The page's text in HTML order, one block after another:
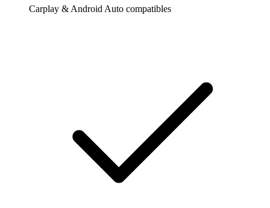
Carplay & Android Auto compatibles